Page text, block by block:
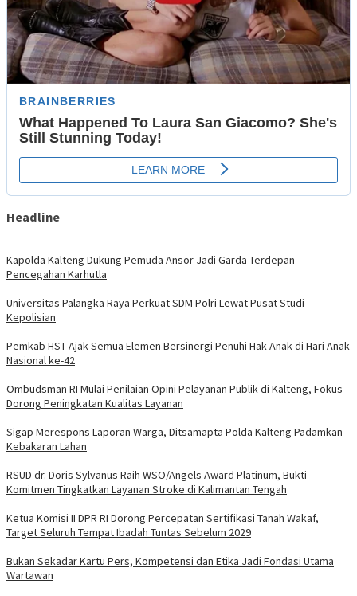
Headline
Kapolda Kalteng Dukung Pemuda Ansor Jadi Garda Terdepan
Pencegahan Karhutla
Universitas Palangka Raya Perkuat SDM Polri Lewat Pusat Studi
Kepolisian
Pemkab HST Ajak Semua Elemen Bersinergi Penuhi Hak Anak di Hari Anak
Nasional ke-42
Ombudsman RI Mulai Penilaian Opini Pelayanan Publik di Kalteng, Fokus
Dorong Peningkatan Kualitas Layanan
Sigap Merespons Laporan Warga, Ditsamapta Polda Kalteng Padamkan
Kebakaran Lahan
RSUD dr. Doris Sylvanus Raih WSO/Angels Award Platinum, Bukti
Komitmen Tingkatkan Layanan Stroke di Kalimantan Tengah
Ketua Komisi II DPR RI Dorong Percepatan Sertifikasi Tanah Wakaf,
Target Seluruh Tempat Ibadah Tuntas Sebelum 2029
Bukan Sekadar Kartu Pers, Kompetensi dan Etika Jadi Fondasi Utama
Wartawan